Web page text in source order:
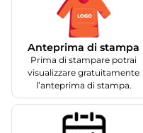
Anteprima di stampa
Prima di stampare potrai
visualizzare gratuitamente
l’anteprima di stampa.